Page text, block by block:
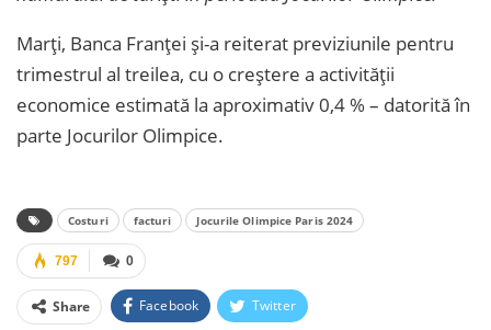
Marți, Banca Franței și-a reiterat previziunile pentru
trimestrul al treilea, cu o creștere a activității
economice estimată la aproximativ 0,4 % – datorită în
parte Jocurilor Olimpice.
Costuri facturi Jocurile Olimpice Paris 2024
0
797
Share Facebook Twitter